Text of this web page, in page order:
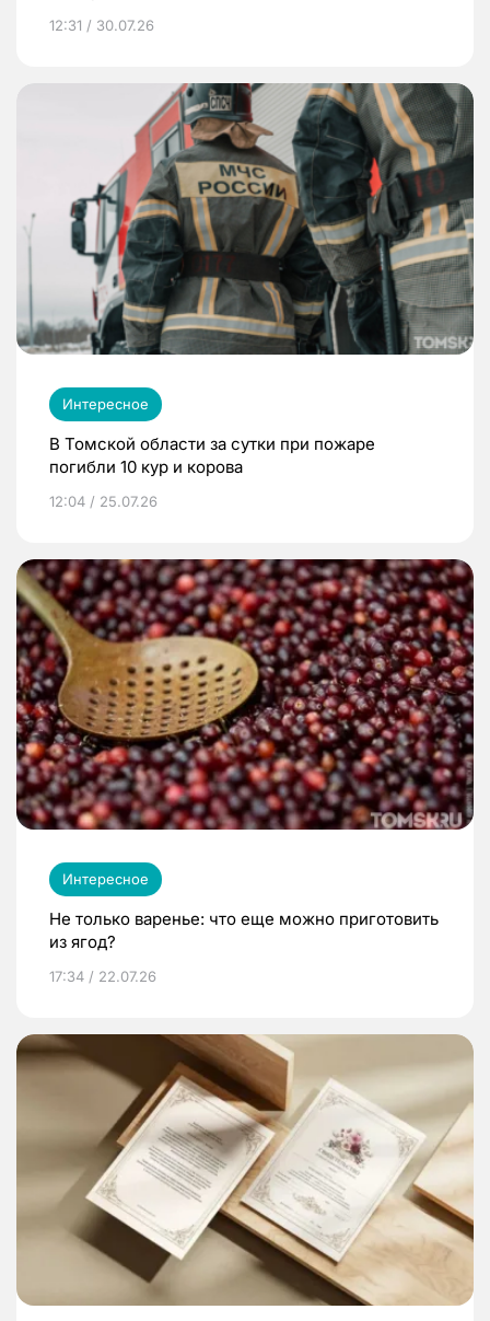
12:31 / 30.07.26
Интересное
В Томской области за сутки при пожаре
погибли 10 кур и корова
12:04 / 25.07.26
Интересное
Не только варенье: что еще можно приготовить
из ягод?
17:34 / 22.07.26